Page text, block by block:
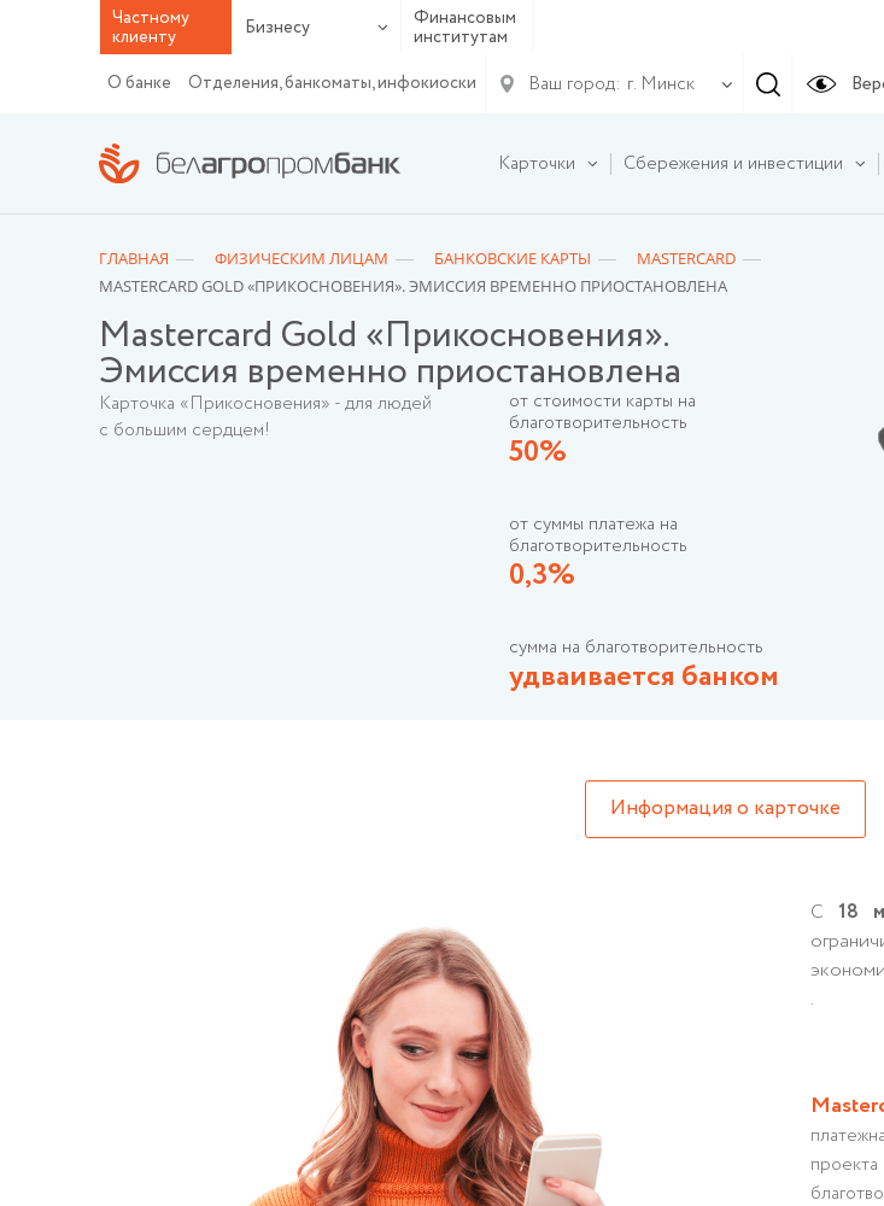
Частному
клиенту
Бизнесу
Финансовым
институтам
О банке
Отделения, банкоматы, инфокиоски Ваш город: г. Минск
Карточки Сбережения и инвестиции
ГЛАВНАЯ ФИЗИЧЕСКИМ ЛИЦАМ БАНКОВСКИЕ КАРТЫ
MASTERCARD
MASTERCARD GOLD «ПРИКОСНОВЕНИЯ». ЭМИССИЯ ВРЕМЕННО ПРИОСТАНОВЛЕНА
Mastercard Gold «Прикосновения».
Эмиссия временно приостановлена
Карточка «Прикосновения» - для людей
с большим сердцем!
от стоимости карты на
благотворительность
50%
от суммы платежа на
благотворительность
0,3%
сумма на благотворительность
удваивается банком
Информация о карточке
С 18
.